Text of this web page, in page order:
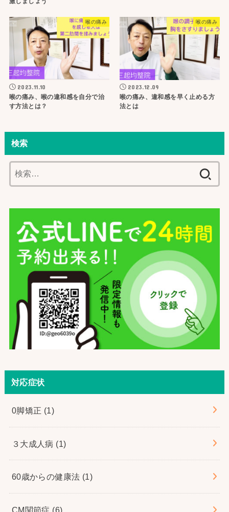
喉の痛み
2023.11.10
喉の痛み、喉の違和感を自分で治
す方法とは？
喉の痛み
2023.12.09
喉の痛み、違和感を早く止める方
法とは
検索
索:
対応症状
0脚矯正 (1)
３大成人病 (1)
60歳からの健康法 (1)
CM関節症 (6)